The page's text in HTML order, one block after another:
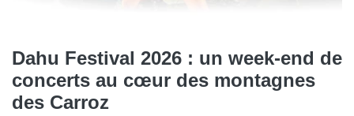
Dahu Festival 2026 : un week-end de
concerts au cœur des montagnes
des Carroz